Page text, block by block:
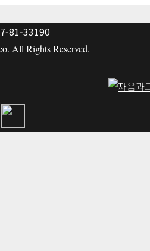
81-33190
All Rights Reserved.